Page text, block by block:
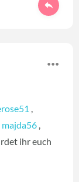
,
majda56 ,
ihr euch